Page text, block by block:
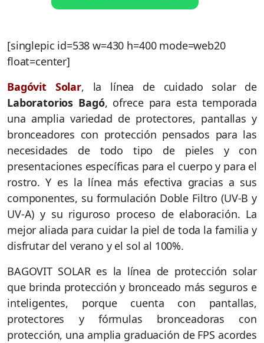
[singlepic id=538 w=430 h=400 mode=web20
float=center]
Bagóvit Solar, la línea de cuidado solar de
Laboratorios Bagó, ofrece para esta temporada
una amplia variedad de protectores, pantallas y
bronceadores con protección pensados para las
necesidades de todo tipo de pieles y con
presentaciones específicas para el cuerpo y para el
rostro. Y es la línea más efectiva gracias a sus
componentes, su formulación Doble Filtro (UV-B y
UV-A) y su riguroso proceso de elaboración. La
mejor aliada para cuidar la piel de toda la familia y
disfrutar del verano y el sol al 100%.
BAGOVIT SOLAR es la línea de protección solar
que brinda protección y bronceado más seguros e
inteligentes, porque cuenta con pantallas,
protectores y fórmulas bronceadoras con
protección, una amplia graduación de FPS acordes